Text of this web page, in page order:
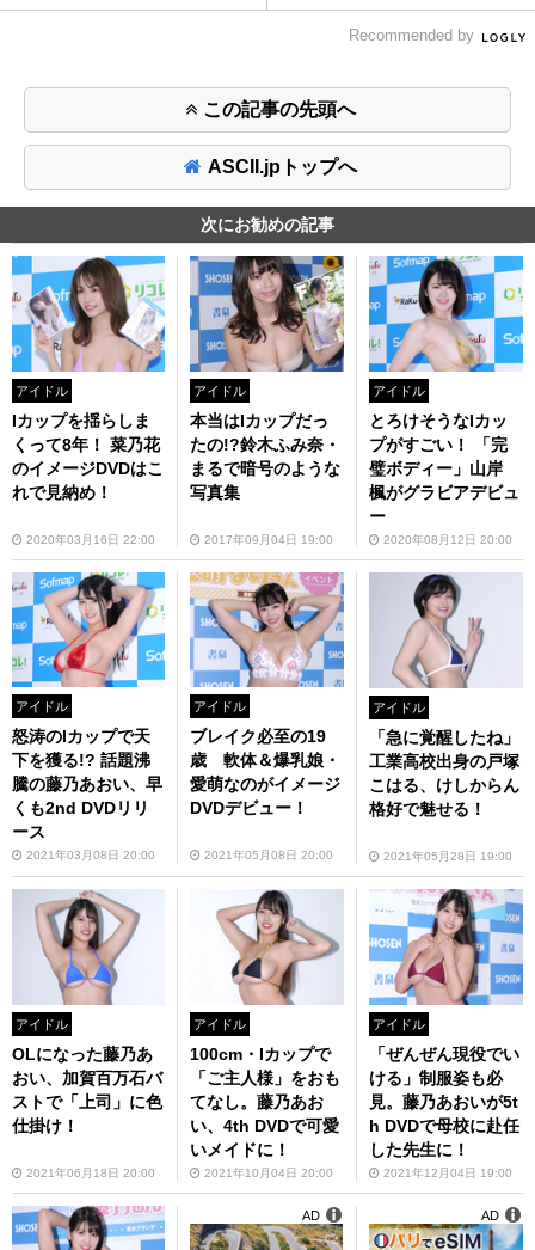
Recommended by
この記事の先頭へ
ASCII.jpトップへ
次にお勧めの記事
アイドル
Iカップを揺らしま
くって8年！ 菜乃花
のイメージDVDはこ
れで見納め！
2020年03月16日 22:00
アイドル
本当はIカップだっ
たの!?鈴木ふみ奈・
まるで暗号のような
写真集
2017年09月04日 19:00
アイドル
とろけそうなIカッ
プがすごい！ 「完
璧ボディー」山岸
楓がグラビアデビュ
ー
2020年08月12日 20:00
アイドル
怒涛のIカップで天
下を獲る!? 話題沸
騰の藤乃あおい、早
くも2nd DVDリリ
ース
2021年03月08日 20:00
アイドル
ブレイク必至の19
歳 軟体＆爆乳娘・
愛萌なのがイメージ
DVDデビュー！
2021年05月08日 20:00
アイドル
「急に覚醒したね」
工業高校出身の戸塚
こはる、けしからん
格好で魅せる！
2021年05月28日 19:00
アイドル
OLになった藤乃あ
おい、加賀百万石バ
ストで「上司」に色
仕掛け！
2021年06月18日 20:00
アイドル
100cm・Iカップで
「ご主人様」をおも
てなし。藤乃あお
い、4th DVDで可愛
いメイドに！
2021年10月04日 20:00
アイドル
「ぜんぜん現役でい
ける」制服姿も必
見。藤乃あおいが5t
h DVDで母校に赴任
した先生に！
2021年12月04日 19:00
AD AD